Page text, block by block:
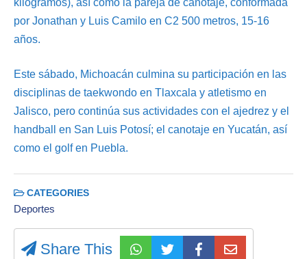
por Jonathan y Luis Camilo en C2 500 metros, 15-16
años.
Este sábado, Michoacán culmina su participación en las
disciplinas de taekwondo en Tlaxcala y atletismo en
Jalisco, pero continúa sus actividades con el ajedrez y el
handball en San Luis Potosí; el canotaje en Yucatán, así
como el golf en Puebla.
CATEGORIES
Deportes
Share This